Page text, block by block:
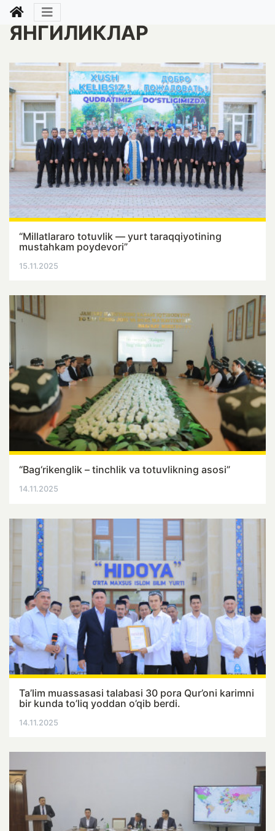
ЯНГИЛИКЛАР
“Millatlararo totuvlik — yurt taraqqiyotining
mustahkam poydevori”
15.11.2025
“Bag‘rikenglik – tinchlik va totuvlikning asosi”
14.11.2025
Ta’lim muassasasi talabasi 30 pora Qur’oni karimni
bir kunda to’liq yoddan o’qib berdi.
14.11.2025